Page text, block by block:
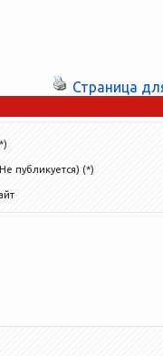
Страница
публикуется) (*)